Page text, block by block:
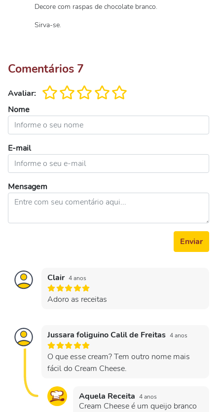
Decore com raspas de chocolate branco.
Sirva-se.
Comentários 7
Avaliar:
Nome
E-mail
Mensagem
Enviar
Clair 4 anos
Adoro as receitas
Jussara foliguino Calil de Freitas 4 anos
O que esse cream? Tem outro nome mais
fácil do Cream Cheese.
Aquela Receita 4 anos
Cream Cheese é um queijo branco